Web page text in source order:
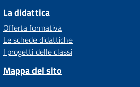
La didattica
Offerta formativa
Le schede didattiche
I progetti delle classi
Mappa del sito